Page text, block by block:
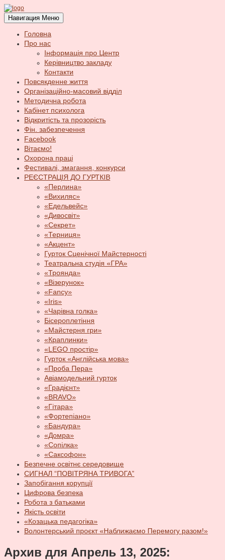
Навигация Меню
Головна
Про нас
Інформація про Центр
Керівництво закладу
Контакти
Повсякденне життя
Організаційно-масовий відділ
Методична робота
Кабінет психолога
Відкритість та прозорість
Фін. забезпечення
Facebook
Вітаємо!
Охорона праці
Фестивалі, змагання, конкурси
РЕЄСТРАЦІЯ ДО ГУРТКІВ
«Перлина»
«Вихиляс»
«Едельвейс»
«Дивосвіт»
«Секрет»
«Терниця»
«Акцент»
Гурток Сценічної Майстерності
Театральна студія «ГРА»
«Троянда»
«Візерунок»
«Fancy»
«Iris»
«Чарівна голка»
Бісероплетіння
«Майстерня гри»
«Краплинки»
«LEGO простір»
Гурток «Англійська мова»
«Проба Пера»
Авіамодельний гурток
«Градієнт»
«BRAVO»
«Гітара»
«Фортепіано»
«Бандура»
«Домра»
«Сопілка»
«Саксофон»
Безпечне освітнє середовище
СИГНАЛ “ПОВІТРЯНА ТРИВОГА”
Запобігання корупції
Цифрова безпека
Робота з батьками
Якість освіти
«Козацька педагогіка»
Волонтерський проєкт «Наближаємо Перемогу разом!»
Архив для Апрель 13, 2025: